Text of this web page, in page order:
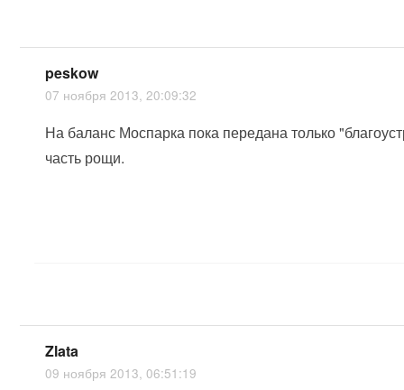
peskow
07 ноября 2013, 20:09:32
На баланс Моспарка пока передана только
часть рощи.
Zlata
09 ноября 2013, 06:51:19